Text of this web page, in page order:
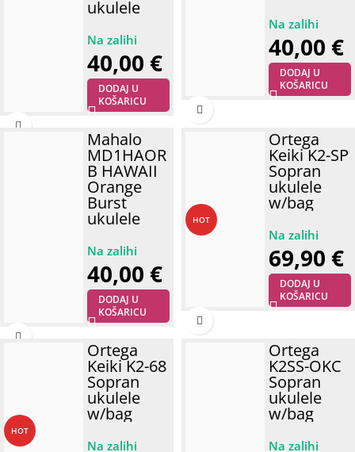
ukulele
40,00 €
DODAJ U
KOŠARICU
40,00 €
DODAJ U
KOŠARICU
Mahalo
MD1HAOR
B HAWAII
Orange
Burst
ukulele
40,00 €
DODAJ U
KOŠARICU
HOT
Ortega
Keiki K2-SP
Sopran
ukulele
w/bag
69,90 €
DODAJ U
KOŠARICU
HOT
Ortega
Keiki K2-68
Sopran
ukulele
w/bag
Ortega
K2SS-OKC
Sopran
ukulele
w/bag